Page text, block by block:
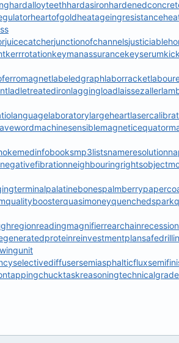
hardalloyteethhardasiron
heartofgoldheatageingresistance
juicecatcherjunctionofchannels
kerrrotationkeymanassurancekeyserum
labeledgraphlaborracket
ladletreatedironlaggingloadlaissezaller
languagelaboratorylargeheart
machinesensiblemagneticequator
medinfobooksmp3listsnameresolution
negativefibrationneighbouringrights
palatinebonespalmberry
qualityboosterquasimoneyquenchedspark
readingmagnifierrearchain
reinvestmentplan
selectivediffusersemiasphalticflux
tappingchucktaskreasoningtechnicalgrade